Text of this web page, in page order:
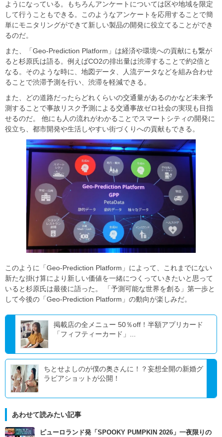
ようになっている。もちろんアンケートについては区や地域を限定
して行うこともできる。このようなアンケートを応用することで簡
単にモニタリングができて新しい製品の開発に役立てることができ
るのだ。
また、「Geo-Prediction Platform」は経済や環境への貢献にも繋が
ると杉原氏は語る。例えばCO2の排出量は渋滞することで約2倍と
なる。そのような時に、地図データ、人流データなどを組み合わせ
ることで渋滞予測を行い、渋滞を軽減できる。
また、どの道路だったらどれくらいの交通量があるのかなど未来予
測することで事故リスク予測による交通事故ゼロ社会の実現も目指
せるのだ。 他にも人の流れがわかることでスマートシティの開発に
役立ち、都市開発や生活しやすい街づくりへの貢献もできる。
このように「Geo-Prediction Platform」によって、これまでにない
新たな掛け算により新しい価値を一緒につくっていきたいと思って
いると杉原氏は最後に語った。 「予測可能な世界を創る」第一歩と
して今後の「Geo-Prediction Platform」の動向が楽しみだ。
掲載店の全メニュー 50％off！半額アプリカード
「フィフティーカード」...
ちとせよしのが僕の奥さんに！？妄想全開の新婚グ
ラビアショットが公開！
あわせて読みたい記事
ピューロランド発「SPOOKY PUMPKIN 2026」一夜限りの